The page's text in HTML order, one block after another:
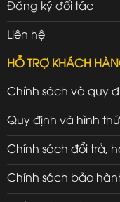
Đăng ký đối tác
Liên hệ
HỖ TRỢ KHÁCH
Chính sách và quy
Quy định và hình
Chính sách đổi trả,
Chính sách bảo